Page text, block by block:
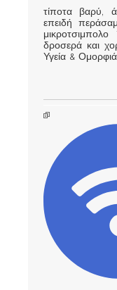
τίποτα βαρύ,
επειδή
δροσερά και
Υγεία &